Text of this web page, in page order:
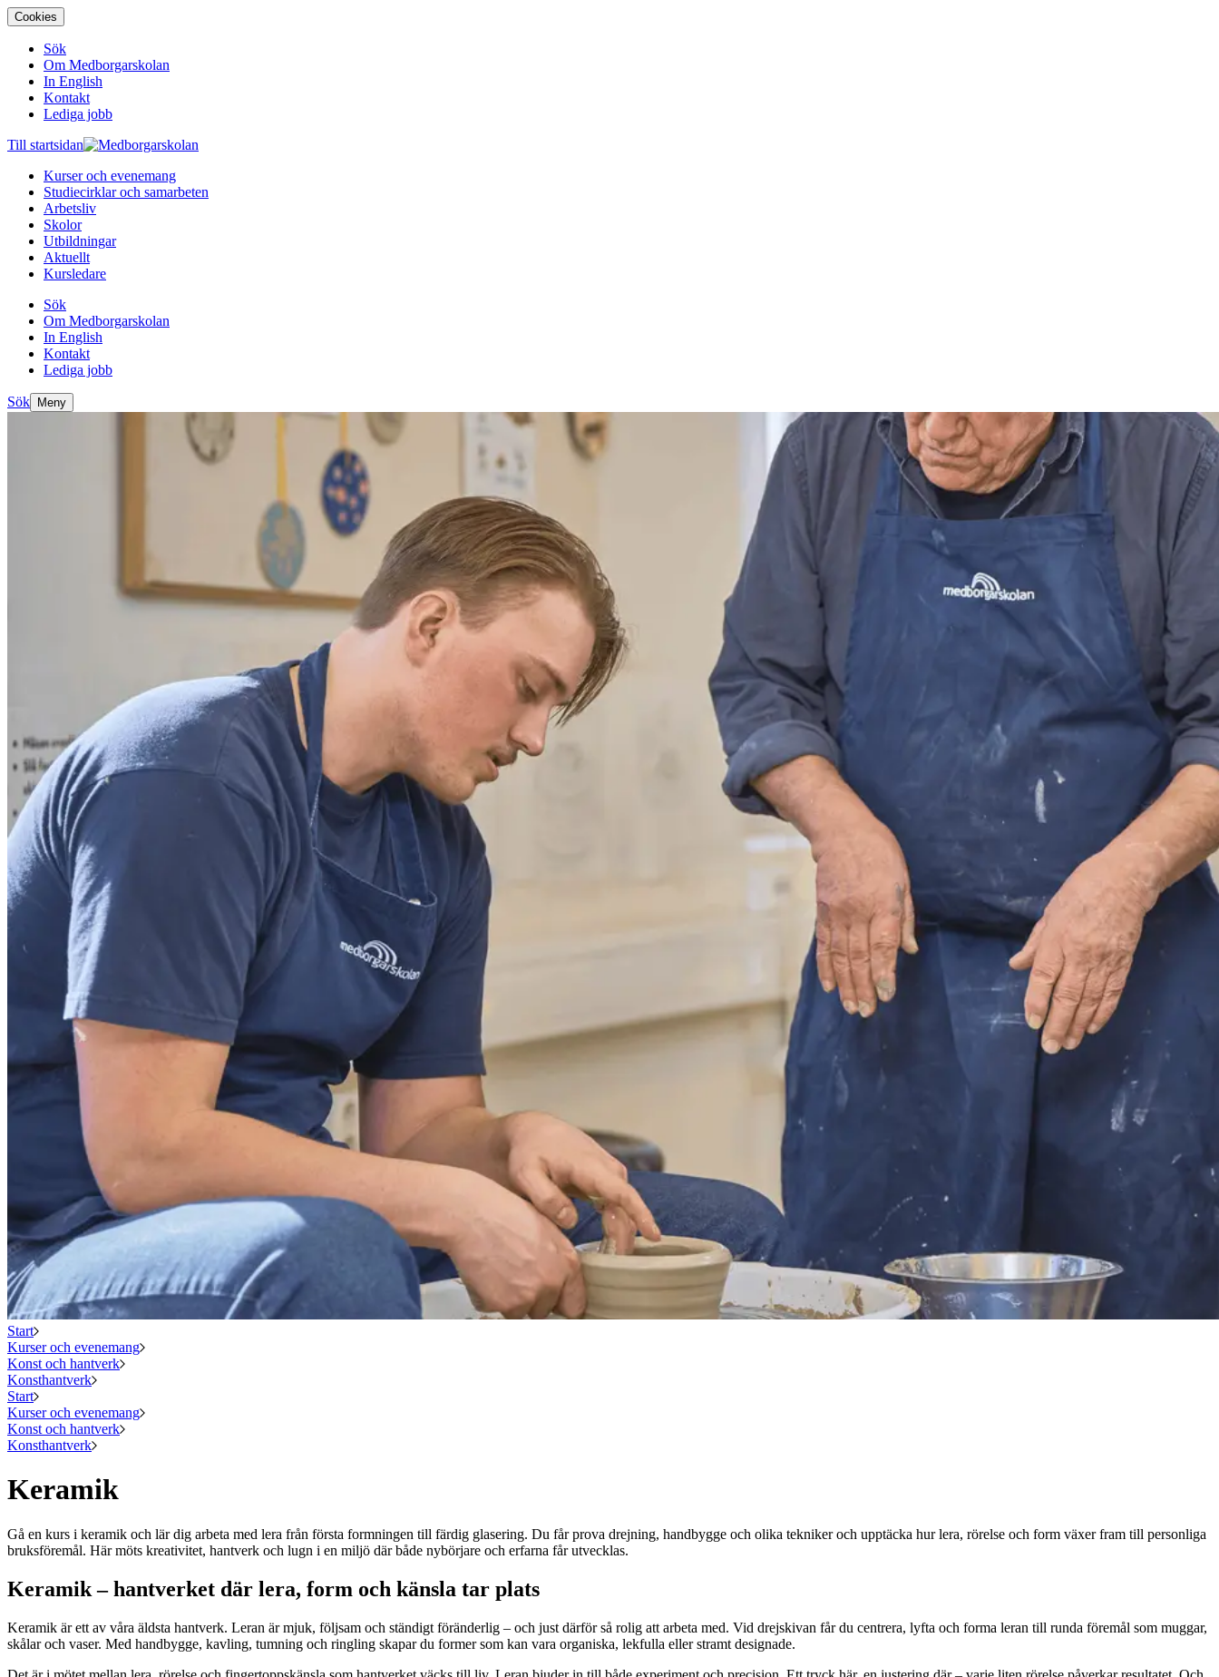
Cookies
Sök
Om Medborgarskolan
In English
Kontakt
Lediga jobb
Till startsidan
Kurser och evenemang
Studiecirklar och samarbeten
Arbetsliv
Skolor
Utbildningar
Aktuellt
Kursledare
Sök
Om Medborgarskolan
In English
Kontakt
Lediga jobb
Sök Meny
Start
Kurser och evenemang
Konst och hantverk
Konsthantverk
Start
Kurser och evenemang
Konst och hantverk
Konsthantverk
Keramik
Gå en kurs i keramik och lär dig arbeta med lera från första formningen till färdig glasering. Du får prova drejning, handbygge och olika tekniker och upptäcka hur lera, rörelse och form växer fram till personliga
bruksföremål. Här möts kreativitet, hantverk och lugn i en miljö där både nybörjare och erfarna får utvecklas.
Keramik – hantverket där lera, form och känsla tar plats
Keramik är ett av våra äldsta hantverk. Leran är mjuk, följsam och ständigt föränderlig – och just därför så rolig att arbeta med. Vid drejskivan får du centrera, lyfta och forma leran till runda föremål som muggar,
skålar och vaser. Med handbygge, kavling, tumning och ringling skapar du former som kan vara organiska, lekfulla eller stramt designade.